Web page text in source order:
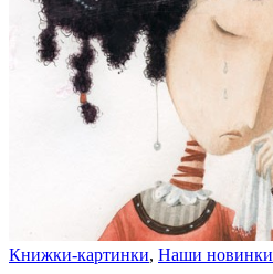
Книжки-картинки, Наши новинки